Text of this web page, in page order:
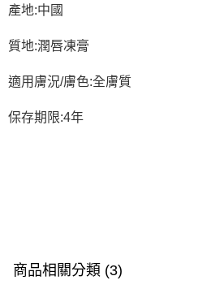
產地:中國
質地:潤唇凍膏
適用膚況/膚色:全膚質
保存期限:4年
商品相關分類 (3)